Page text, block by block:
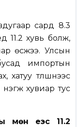
сард 8.3
11.2 хувь болж,
өсжээ. Улсын
импортын
хатуу түлшнээс
хувиар тус
мөн үеэс 11.2